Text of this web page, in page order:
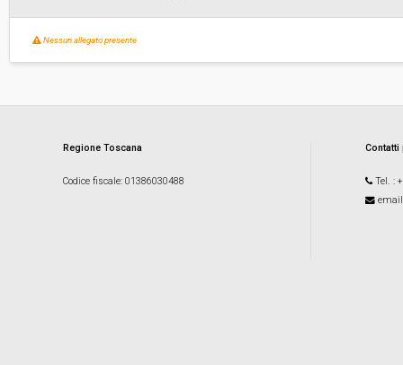
Nessun allegato presente
Regione Toscana
Codice fiscale: 01386030488 Tel. :
email